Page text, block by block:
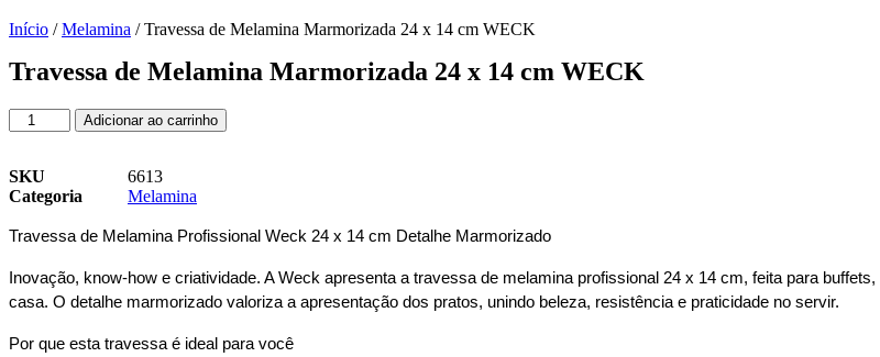
Início /Melamina / Travessa de Melamina Marmorizada 24 x 14 cm WECK
Travessa de Melamina Marmorizada 24 x 14 cm WECK
Travessa
de
Marmorizada
24
14
WECK
quantidade
Adicionar ao carrinho
SKU
6613
Categoria
Melamina
Travessa de Melamina Profissional Weck 24 x 14 cm Detalhe Marmorizado
Inovação, know-how e criatividade. A Weck apresenta a travessa de melamina profissional 24 x 14 cm, feita para
casa. O detalhe marmorizado valoriza a apresentação dos pratos, unindo beleza, resistência e praticidade no servir.
Por que esta travessa é ideal para você